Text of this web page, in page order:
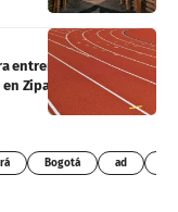
entrenar en la pista
Zipaquirá
Bogotá ad